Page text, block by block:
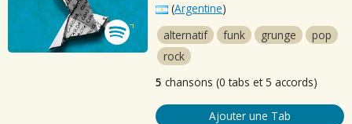
(Argentine)
alternatif
funk grunge
pop
rock
5 chansons (0 tabs et 5 accords)
Ajouter une Tab